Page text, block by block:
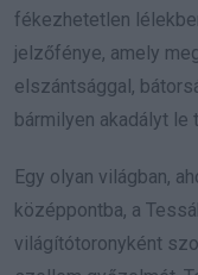
fékezhetetlen
jelzőfénye, amely
elszántsággal,
bármilyen akadályt le
Egy olyan világban,
középpontba, a
világítótoronyként